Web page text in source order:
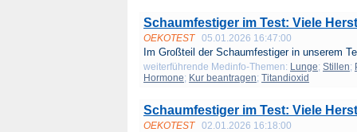
Schaumfestiger im Test: Viele
OEKOTEST 05.01.2026 16:47:00
Im Großteil der Schaumfestiger in unserem
weiterführende Medinfo-Themen: Lunge; Stillen;
Hormone; Kur beantragen; Titandioxid
Schaumfestiger im Test: Viele
OEKOTEST 02.01.2026 16:18:00